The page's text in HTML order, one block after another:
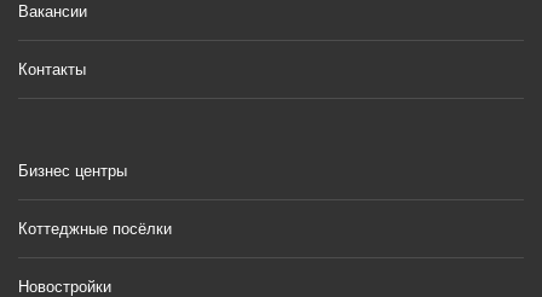
Вакансии
Контакты
Бизнес центры
Коттеджные посёлки
Новостройки